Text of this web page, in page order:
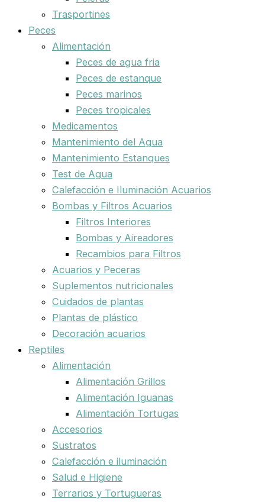
Trasportines
Peces
Alimentación
Peces de agua fria
Peces de estanque
Peces marinos
Peces tropicales
Medicamentos
Mantenimiento del Agua
Mantenimiento Estanques
Test de Agua
Calefacción e Iluminación Acuarios
Bombas y Filtros Acuarios
Filtros Interiores
Bombas y Aireadores
Recambios para Filtros
Acuarios y Peceras
Suplementos nutricionales
Cuidados de plantas
Plantas de plástico
Decoración acuarios
Reptiles
Alimentación
Alimentación Grillos
Alimentación Iguanas
Alimentación Tortugas
Accesorios
Sustratos
Calefacción e iluminación
Salud e Higiene
Terrarios y Tortugueras